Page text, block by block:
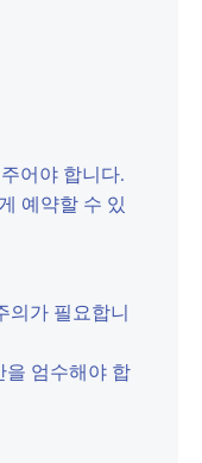
어야 합니다.
예약할 수 있
의가 필요합니
을 엄수해야 합